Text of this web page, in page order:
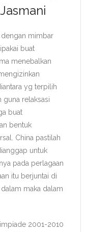
dengan mimbar
buat
menebalkan
yg terpilih
guna relaksasi
buat
bentuk
China pastilah
untuk
pada perlagaan
itu berjuntai di
maka dalam
2001-2010